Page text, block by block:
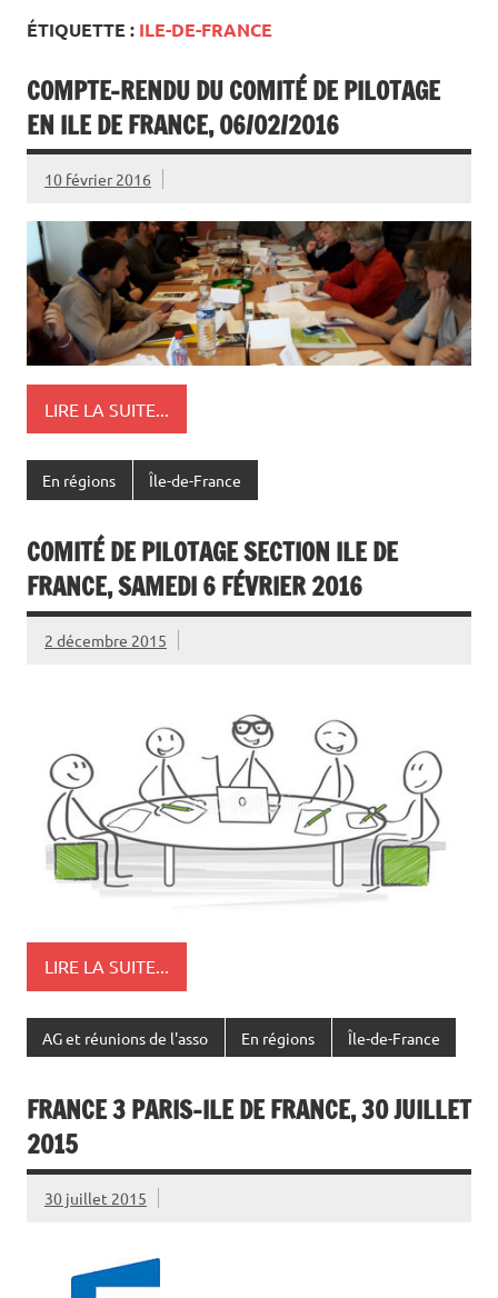
ÉTIQUETTE : ILE-DE-FRANCE
COMPTE-RENDU DU COMITÉ DE PILOTAGE
EN ILE DE FRANCE, 06/02/2016
10 février 2016
LIRE LA SUITE...
En régions Île-de-France
COMITÉ DE PILOTAGE SECTION ILE DE
FRANCE, SAMEDI 6 FÉVRIER 2016
2 décembre 2015
LIRE LA SUITE...
AG et réunions de l'asso En régions Île-de-France
FRANCE 3 PARIS-ILE DE FRANCE, 30 JUILLET
2015
30 juillet 2015